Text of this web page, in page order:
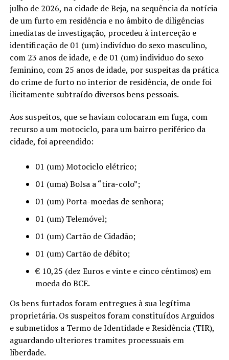
julho de 2026, na cidade de Beja, na sequência da notícia
de um furto em residência e no âmbito de diligências
imediatas de investigação, procedeu à interceção e
identificação de 01 (um) indivíduo do sexo masculino,
com 23 anos de idade, e de 01 (um) individuo do sexo
feminino, com 25 anos de idade, por suspeitas da prática
do crime de furto no interior de residência, de onde foi
ilicitamente subtraído diversos bens pessoais.
Aos suspeitos, que se haviam colocaram em fuga, com
recurso a um motociclo, para um bairro periférico da
cidade, foi apreendido:
01 (um) Motociclo elétrico;
01 (uma) Bolsa a “tira-colo”;
01 (um) Porta-moedas de senhora;
01 (um) Telemóvel;
01 (um) Cartão de Cidadão;
01 (um) Cartão de débito;
€ 10,25 (dez Euros e vinte e cinco cêntimos) em
moeda do BCE.
Os bens furtados foram entregues à sua legítima
proprietária. Os suspeitos foram constituídos Arguidos
e submetidos a Termo de Identidade e Residência (TIR),
aguardando ulteriores tramites processuais em
liberdade.